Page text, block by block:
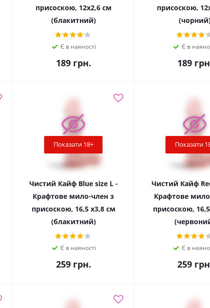
присоскою, 12х2,6 см
(блакитний)
Є в наяності
189грн.
присоскою,
Є в
189
Показати 18+
Чистий Кайф Blue size L -
Крафтове мило-член з
присоскою, 16,5 х3,8 см
(блакитний)
Є в наяності
259грн.
Показати
Чистий Кайф
Крафтове
присоскою,
Є в
259